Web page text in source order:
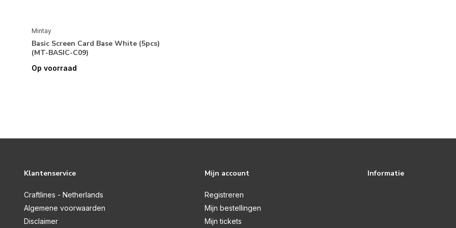
Mintay
Basic Screen Card Base White (5pcs)
(MT-BASIC-C09)
Op voorraad
Klantenservice
Craftlines - Netherlands
Algemene voorwaarden
Disclaimer
Mijn account
Registreren
Mijn bestellingen
Mijn tickets
Informatie